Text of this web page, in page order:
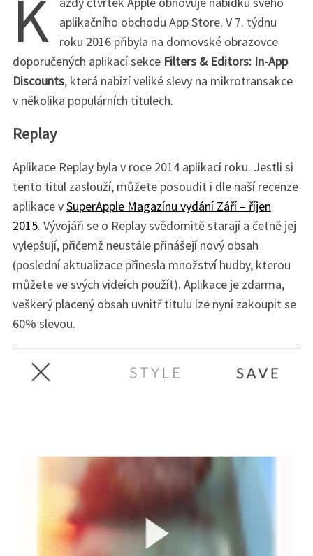
K
aplikačního obchodu App Store. V 7. týdnu
roku 2016 přibyla na domovské obrazovce
doporučených aplikací sekce Filters & Editors: In-App
Discounts, která nabízí veliké slevy na mikrotransakce
v několika populárních titulech.
Replay
Aplikace Replay byla v roce 2014 aplikací roku. Jestli si
tento titul zaslouží, můžete posoudit i dle naší recenze
aplikace vSuperApple Magazínu vydání Září – říjen
2015. Vývojáři se o Replay svědomitě starají a četně jej
vylepšují, přičemž neustále přinášejí nový obsah
(poslední aktualizace přinesla množství hudby, kterou
můžete ve svých videích použít). Aplikace je zdarma,
veškerý placený obsah uvnitř titulu lze nyní zakoupit se
60% slevou.